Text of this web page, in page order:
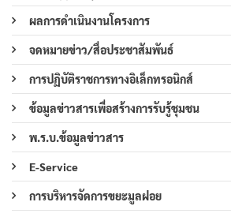
ผลการดำเนินงานโครงการ
จดหมายข่าว/สื่อประชาสัมพันธ์
การปฏิบัติราชการทางอิเล็กทรอนิกส์
ข้อมูลข่าวสารเพื่อสร้างการรับรู้ชุมชน
พ.ร.บ.ข้อมูลข่าวสาร
E-Service
การบริหารจัดการขยะมูลฝอย